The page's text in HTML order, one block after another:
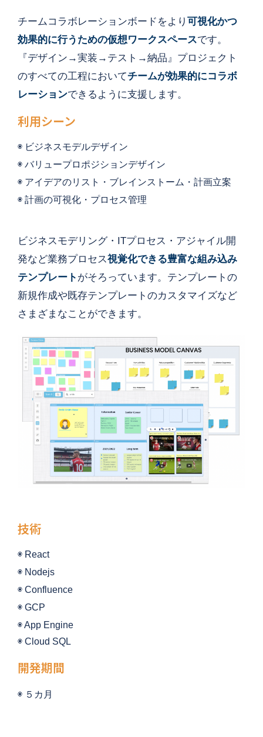
チームコラボレーションボードをより 可視化かつ
効果的に行うための仮想ワークスペースです。
『デザイン→実装→テスト→納品』プロジェクト
のすべての工程においてチームが効果的にコラボ
レーションできるように支援します。
利用シーン
◉ ビジネスモデルデザイン
◉ バリュープロポジションデザイン
◉ アイデアのリスト・ブレインストーム・計画立案
◉ 計画の可視化・プロセス管理
ビジネスモデリング・ITプロセス・アジャイル開
発など業務プロセス視覚化できる豊富な組み込み
テンプレート がそろっています。テンプレートの
新規作成や既存テンプレートのカスタマイズなど
さまざまなことができます。
技術
◉ React
◉ Nodejs
◉ Confluence
◉ GCP
◉ App Engine
◉ Cloud SQL
開発期間
◉ ５ カ月